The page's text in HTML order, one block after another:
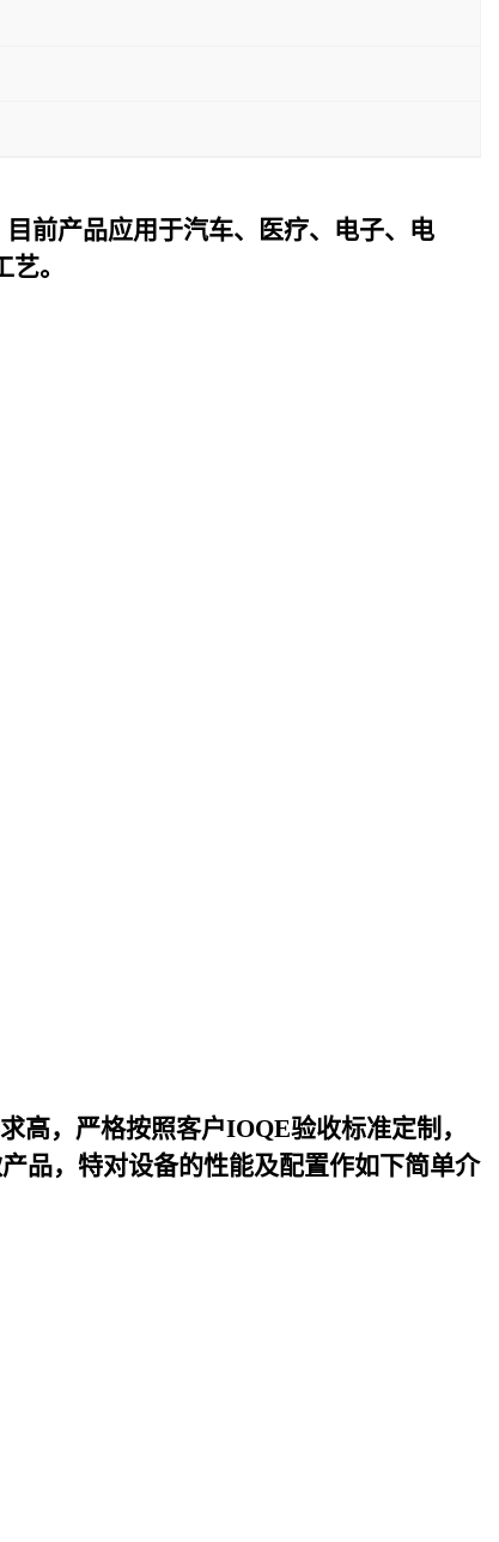
前产品应用于汽车、医疗、电子、电
。
，严格按照客户IOQE验收标准定制，
品，特对设备的性能及配置作如下简单介